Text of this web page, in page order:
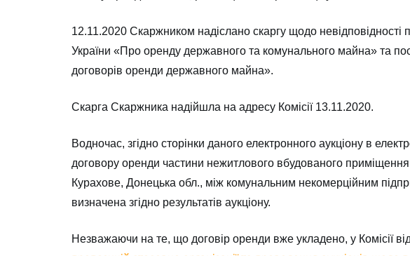
12.11.2020 Скаржником надіслано скаргу щодо
України «Про оренду державного та комунального майна» та
договорів оренди державного майна».
Скарга Скаржника надійшла на адресу Комісії 13.11.2020.
Водночас, згідно сторінки даного електронного аукціону в
договору оренди частини нежитлового вбудованого
Курахове, Донецька обл., між комунальним некомерційним
визначена згідно результатів аукціону.
Незважаючи на те, що договір оренди вже укладено, у Комісії